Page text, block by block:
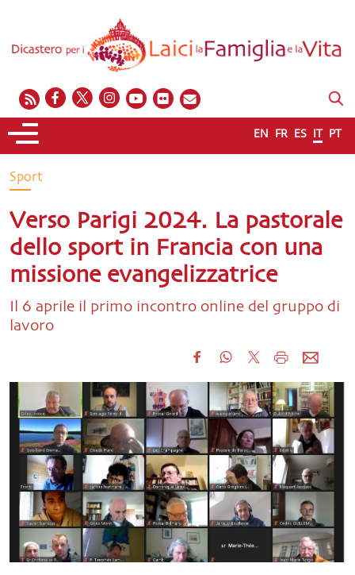
EN FR ES IT PT
Sport
Verso Parigi 2024. La pastorale
dello sport in Francia con una
missione evangelizzatrice
Il 6 aprile il primo incontro online del gruppo di
lavoro